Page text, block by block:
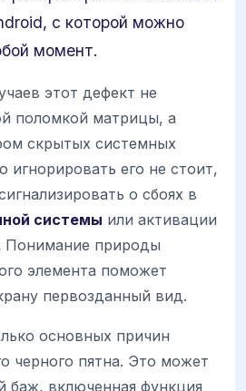
с которой можно
момент.
этот дефект не
поломкой матрицы, а
скрытых системных
игнорировать его не стоит,
о сбоях в
системы или активации
Понимание природы
элемента поможет
первозданный вид.
основных причин
черного пятна. Это может
баж, включенная функция